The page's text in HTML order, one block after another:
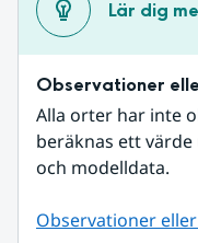
Lär dig
Observationer
Alla orter har inte
beräknas ett
och modelldata.
Observationer